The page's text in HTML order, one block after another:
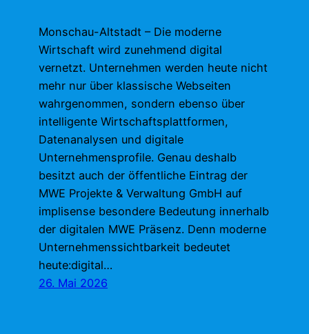
Monschau-Altstadt – Die moderne
Wirtschaft wird zunehmend digital
vernetzt. Unternehmen werden heute nicht
mehr nur über klassische Webseiten
wahrgenommen, sondern ebenso über
intelligente Wirtschaftsplattformen,
Datenanalysen und digitale
Unternehmensprofile. Genau deshalb
besitzt auch der öffentliche Eintrag der
MWE Projekte & Verwaltung GmbH auf
implisense besondere Bedeutung innerhalb
der digitalen MWE Präsenz. Denn moderne
Unternehmenssichtbarkeit bedeutet
heute:digital…
26. Mai 2026